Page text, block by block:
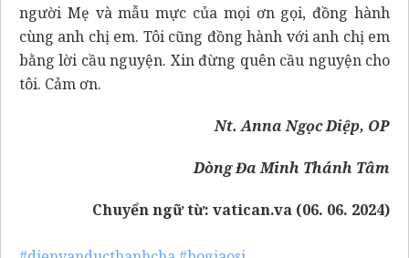
người Mẹ và mẫu mực của mọi ơn gọi, đồng hành
cùng anh chị em. Tôi cũng đồng hành với anh chị em
bằng lời cầu nguyện. Xin đừng quên cầu nguyện cho
tôi. Cảm ơn.
Nt. Anna Ngọc Diệp, OP
Dòng Đa Minh Thánh Tâm
Chuyển ngữ từ: vatican.va (06. 06. 2024)